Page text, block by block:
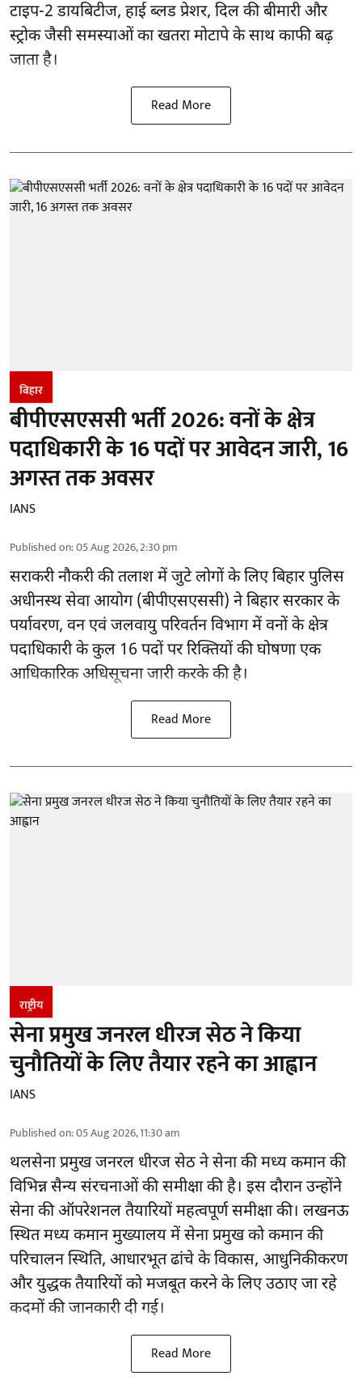
टाइप-2 डायबिटीज, हाई ब्लड प्रेशर, दिल की बीमारी और
स्ट्रोक जैसी समस्याओं का खतरा मोटापे के साथ काफी बढ़
जाता है।
Read More
बिहार
बीपीएसएससी भर्ती 2026: वनों के क्षेत्र
पदाधिकारी के 16 पदों पर आवेदन जारी, 16
अगस्त तक अवसर
IANS
Published on:05 Aug 2026, 2:30 pm
सराकरी नौकरी की तलाश में जुटे लोगों के लिए बिहार पुलिस
अधीनस्थ सेवा आयोग (बीपीएसएससी) ने बिहार सरकार के
पर्यावरण, वन एवं जलवायु परिवर्तन विभाग में वनों के क्षेत्र
पदाधिकारी के कुल 16 पदों पर रिक्तियों की घोषणाएक
आधिकारिक अधिसूचना जारी करके की है।
Read More
राष्ट्रीय
सेना प्रमुख जनरल धीरज सेठ ने किया
चुनौतियों के लिए तैयार रहने का आह्वान
IANS
Published on:05 Aug 2026, 11:30 am
थलसेना प्रमुख जनरल धीरज सेठ ने सेना की मध्य कमान की
विभिन्न सैन्य संरचनाओं की समीक्षा की है। इस दौरान उन्होंने
सेना की ऑपरेशनल तैयारियों महत्वपूर्ण समीक्षा की। लखनऊ
स्थित मध्य कमान मुख्यालय में सेना प्रमुख को कमान की
परिचालन स्थिति, आधारभूत ढांचे के विकास, आधुनिकीकरण
और युद्धक तैयारियों को मजबूत करने के लिए उठाए जा रहे
कदमों की जानकारी दी गई।
Read More